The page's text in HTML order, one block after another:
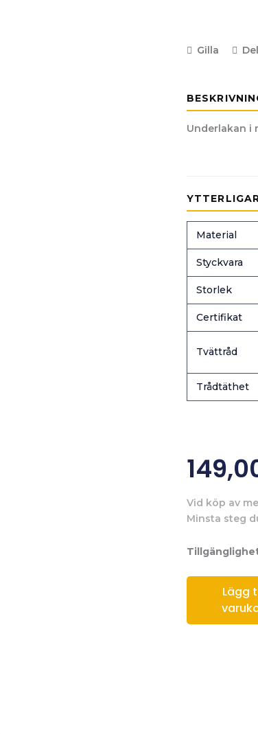
Gilla
Underlakan i
Material
Styckvara
Storlek
Certifikat
Tvättråd
Trådtäthet
Vid köp av
Minsta steg
Lägg